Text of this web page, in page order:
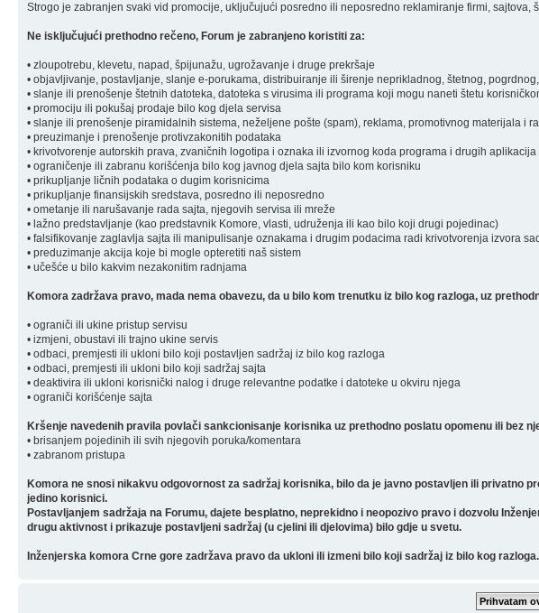
Strogo je zabranjen svaki vid promocije, uključujući posredno ili neposredno reklamiranje firmi, sajtova,
Ne isključujući prethodno rečeno, Forum je zabranjeno koristiti za:
• zloupotrebu, klevetu, napad, špijunažu, ugrožavanje i druge prekršaje
• objavljivanje, postavljanje, slanje e-porukama, distribuiranje ili širenje neprikladnog, štetnog,
• slanje ili prenošenje štetnih datoteka, datoteka s virusima ili programa koji mogu naneti štetu
• promociju ili pokušaj prodaje bilo kog djela servisa
• slanje ili prenošenje piramidalnih sistema, neželjene pošte (spam), reklama, promotivnog materijala i
• preuzimanje i prenošenje protivzakonitih podataka
• krivotvorenje autorskih prava, zvaničnih logotipa i oznaka ili izvornog koda programa i drugih aplikacija
• ograničenje ili zabranu korišćenja bilo kog javnog djela sajta bilo kom korisniku
• prikupljanje ličnih podataka o dugim korisnicima
• prikupljanje finansijskih sredstava, posredno ili neposredno
• ometanje ili narušavanje rada sajta, njegovih servisa ili mreže
• lažno predstavljanje (kao predstavnik Komore, vlasti, udruženja ili kao bilo koji drugi pojedinac)
• falsifikovanje zaglavlja sajta ili manipulisanje oznakama i drugim podacima radi krivotvorenja izvora
• preduzimanje akcija koje bi mogle opteretiti naš sistem
• učešće u bilo kakvim nezakonitim radnjama
Komora zadržava pravo, mada nema obavezu, da u bilo kom trenutku iz bilo kog razloga, uz
• ograniči ili ukine pristup servisu
• izmjeni, obustavi ili trajno ukine servis
• odbaci, premjesti ili ukloni bilo koji postavljen sadržaj iz bilo kog razloga
• odbaci, premjesti ili ukloni bilo koji sadržaj sajta
• deaktivira ili ukloni korisnički nalog i druge relevantne podatke i datoteke u okviru njega
• ograniči korišćenje sajta
Kršenje navedenih pravila povlači sankcionisanje korisnika uz prethodno poslatu opomenu ili bez
• brisanjem pojedinih ili svih njegovih poruka/komentara
• zabranom pristupa
Komora ne snosi nikakvu odgovornost za sadržaj korisnika, bilo da je javno postavljen ili privatno
jedino korisnici.
Postavljanjem sadržaja na Forumu, dajete besplatno, neprekidno i neopozivo pravo i dozvolu
drugu aktivnost i prikazuje postavljeni sadržaj (u cjelini ili djelovima) bilo gdje u svetu.
Inženjerska komora Crne gore zadržava pravo da ukloni ili izmeni bilo koji sadržaj iz bilo kog razloga.